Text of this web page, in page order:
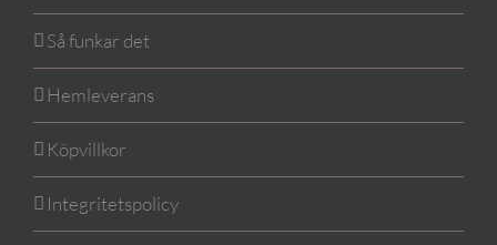
Så funkar det
Hemleverans
Köpvillkor
Integritetspolicy